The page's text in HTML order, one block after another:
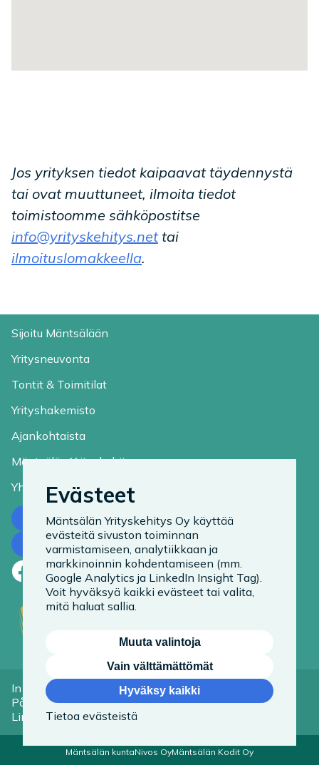
Jos yrityksen tiedot kaipaavat täydennystä
tai ovat muuttuneet, ilmoita tiedot
toimistoomme sähköpostitse
info@yrityskehitys.nettai
ilmoituslomakkeella.
Sijoitu Mäntsälään
Yritysneuvonta
Tontit & Toimitilat
Yrityshakemisto
Ajankohtaista
Mäntsälän Yrityskehitys
Yhteystiedot
Ota yhteyttä
Tilaa uutiskirje
Facebook
LinkedIn
Instagram
In English
På Svenska
Linkit
Tietoa evästeistä
Saavutettavuusseloste
Mäntsälän kuntaNivos OyMäntsälän Kodit Oy
Evästeet
Mäntsälän Yrityskehitys Oy käyttää
evästeitä sivuston toiminnan
varmistamiseen, analytiikkaan ja
markkinoinnin kohdentamiseen (mm.
Google Analytics ja LinkedIn Insight Tag).
Voit hyväksyä kaikki evästeet tai valita,
mitä haluat sallia.
Muuta valintoja
Vain välttämättömät
Hyväksy kaikki
Tietoa evästeistä